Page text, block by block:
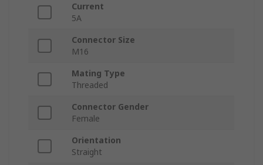
Current
5A
Connector Size
M16
Mating Type
Threaded
Connector Gender
Female
Orientation
Straight